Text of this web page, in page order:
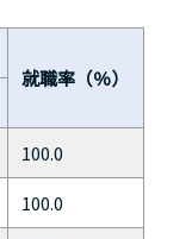
就職率（％）
100.0
100.0